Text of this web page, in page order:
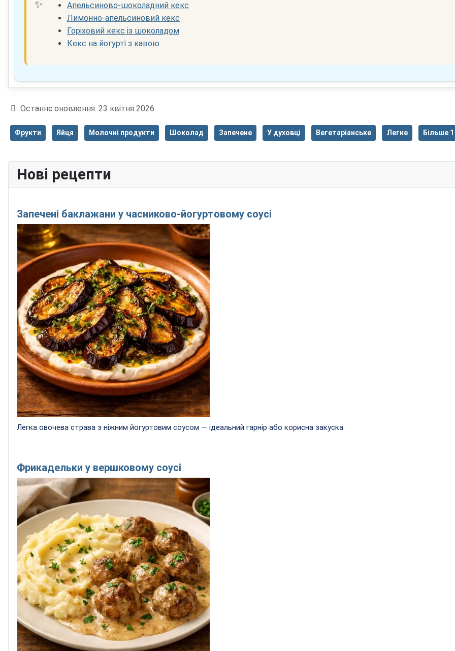
Апельсиново-шоколадний кекс
Лимонно-апельсиновий кекс
Горіховий кекс із шоколадом
Кекс на йогурті з кавою
Деталі
Останнє оновлення: 23 квітня 2026
Фрукти Яйця Молочні продукти Шоколад Запечене У духовці Вегетаріанське Легке Більше
Нові рецепти
Запечені баклажани у часниково-йогуртовому соусі
Легка овочева страва з ніжним йогуртовим соусом — ідеальний гарнір або корисна закуска.
Фрикадельки у вершковому соусі